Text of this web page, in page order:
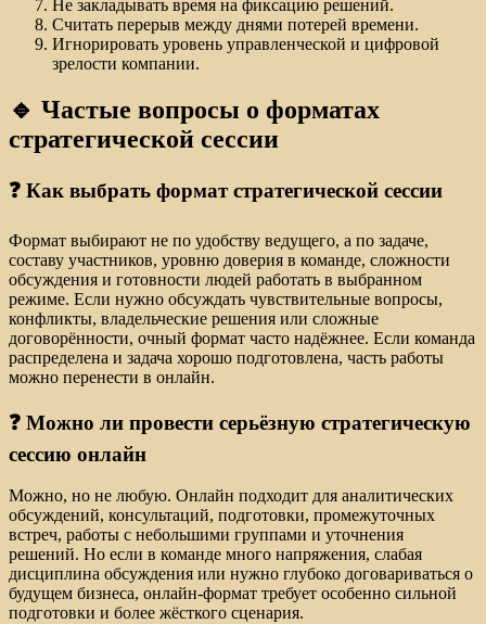
Не закладывать время на фиксацию решений.
Считать перерыв между днями потерей времени.
Игнорировать уровень управленческой и цифровой
зрелости компании.
🔹 Частые вопросы о форматах
стратегической сессии
❓ Как выбрать формат стратегической сессии
Формат выбирают не по удобству ведущего, а по задаче,
составу участников, уровню доверия в команде, сложности
обсуждения и готовности людей работать в выбранном
режиме. Если нужно обсуждать чувствительные вопросы,
конфликты, владельческие решения или сложные
договорённости, очный формат часто надёжнее. Если команда
распределена и задача хорошо подготовлена, часть работы
можно перенести в онлайн.
❓ Можно ли провести серьёзную стратегическую
сессию онлайн
Можно, но не любую. Онлайн подходит для аналитических
обсуждений, консультаций, подготовки, промежуточных
встреч, работы с небольшими группами и уточнения
решений. Но если в команде много напряжения, слабая
дисциплина обсуждения или нужно глубоко договариваться о
будущем бизнеса, онлайн-формат требует особенно сильной
подготовки и более жёсткого сценария.